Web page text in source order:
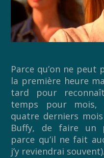
Parce qu’on ne peut
la première heure
tard pour
temps pour mois,
quatre derniers
Buffy, de faire un
parce qu’il ne fait
j’y reviendrai souvent).